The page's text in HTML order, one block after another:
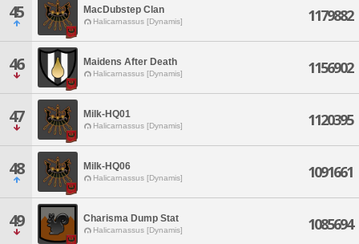
45 MacDubstep Clan
Halicarnassus [Dynamis] 1179882
46 Maidens After Death
Halicarnassus [Dynamis] 1156902
47 Milk-HQ01
Halicarnassus [Dynamis] 1120395
48 Milk-HQ06
Halicarnassus [Dynamis] 1091661
49 Charisma Dump Stat
Halicarnassus [Dynamis] 1085694